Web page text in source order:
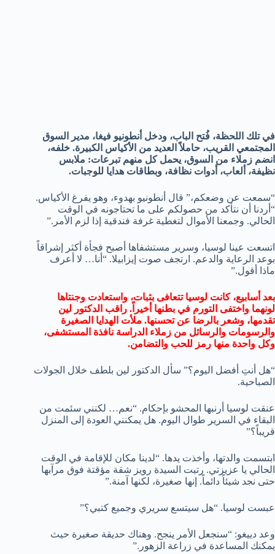
في تلك اللحظة، فُتح الباب، ودخل أنطونيو فيغا، مدير السوق
المجتمعي القريب، حاملاً العديد من الأكياس الكبيرة. خلفه،
انضم زملاء من السوق، يحمل كل منهم تبرعات: ملابس
نظيفة، ألعاب، أدوات نظافة، وبطاقات هدايا للوجبات.
“سمعت عن وضعكم،” قال أنطونيو بهدوء، وهو يفرغ الأكياس.
“أردنا أن نتأكد من حصولكم على ما تحتاجونه في الوقت
الحالي. وجمعنا الأموال لتغطية غرفة فندقية إذا لزم الأمر.”
اتسعت عينا لوسيا، وسرير مستشفاها أصبح فجأة أكثر إشراقاً
بوعد الرعاية والدعم. ارتجف صوت إيزابيلا. “أنا… لا أعرف
ماذا أقول.”
بعد أسابيع، كانت لوسيا تتعافى بثبات، واستعادت وجنتاها
لونهما واختفى التورم في بطنها أخيراً. راقب الدكتور لين
تقدمها، وشعر بالرضا عن تحسنها. ملأت الهدايا الصغيرة
والرسومات والرسائل من زملاء الدراسة نافذة المستشفى،
وكل واحدة منها رمز للحب والتضامن.
“هل أنتِ أفضل اليوم؟” سأل الدكتور لين بلطف خلال الجولات
الصباحية.
عنقت لوسيا أرنبها المحشو بإحكام. “نعم… لكنني سئمت من
البقاء في السرير طوال اليوم. هل يمكنني العودة إلى المنزل
قريباً؟”
ابتسمت والدتها، وأخذت يدها. “لدينا مكان للإقامة في الوقت
الحالي يا عزيزتي. رتبت السيدة رويز شقة مؤقتة فوق مرآبها
حتى نجد شيئاً دائماً. إنها صغيرة، لكنها آمنة.”
عبست لوسيا. “هل سيتسع سريري وجميع كتبي؟”
وعد دييغو: “سنجعل الأمر ينجح. وهناك حديقة صغيرة حيث
يمكنك المساعدة في زراعة الزهور.”